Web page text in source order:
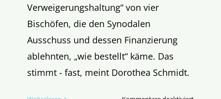
Verweigerungshaltung“ von vier
Bischöfen, die den Synodalen
Ausschuss und dessen Finanzierung
ablehnten, „wie bestellt“ käme. Das
stimmt - fast, meint Dorothea Schmidt.